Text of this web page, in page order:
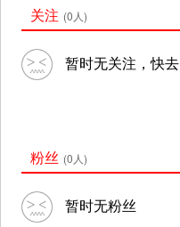
关注 (0人)
暂时无关注，快去
粉丝 (0人)
暂时无粉丝